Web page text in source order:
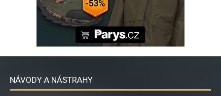
NÁVODY A NÁSTRAHY